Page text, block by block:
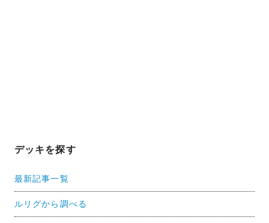
デッキを探す
最新記事一覧
ルリグから調べる